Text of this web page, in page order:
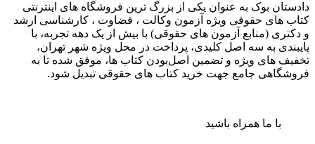
دادستان بوک به عنوان یکی از بزرگ ترین فروشگاه های اینترنتی
کتاب های حقوقی ویژه آزمون وکالت ، قضاوت ، کارشناسی ارشد
و دکتری (منابع آزمون های حقوقی) با بیش از یک دهه تجربه، با
پایبندی به سه اصل کلیدی، پرداخت در محل ویژه شهر تهران،
تخفیف های ویژه و تضمین اصل‌بودن کتاب ها، موفق شده تا به
فروشگاهی جامع جهت خرید کتاب های حقوقی تبدیل شود.
با ما همراه باشید